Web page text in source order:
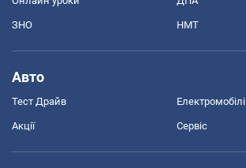
ЗНО НМТ
Авто
Тест Драйв Електромобілі
Акції Сервіс